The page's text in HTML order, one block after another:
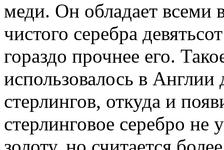
меди. Он обладает всеми
чистого серебра
гораздо прочнее его.
использовалось в
стерлингов, откуда и
стерлинговое серебро не